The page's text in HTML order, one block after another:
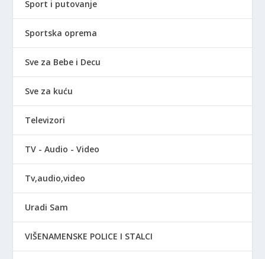
Sport i putovanje
Sportska oprema
Sve za Bebe i Decu
Sve za kuću
Televizori
TV - Audio - Video
Tv,audio,video
Uradi Sam
VIŠENAMENSKE POLICE I STALCI